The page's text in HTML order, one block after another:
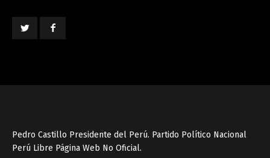
Pedro Castillo Presidente del Perú. Partido Político Nacional
Perú Libre Página Web No Oficial.